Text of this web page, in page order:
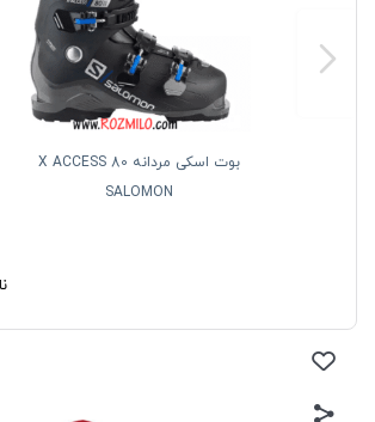
بوت اسکی مردانه X ACCESS 80
SALOMON